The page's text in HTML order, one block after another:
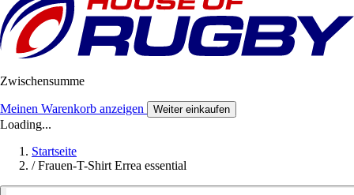
Zwischensumme
Meinen Warenkorb anzeigen Weiter einkaufen
Loading...
Startseite
/ Frauen-T-Shirt Errea essential